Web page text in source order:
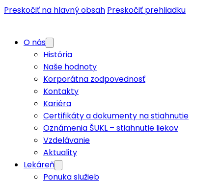
Preskočiť na hlavný obsah Preskočiť prehliadku
O nás
História
Naše hodnoty
Korporátna zodpovednosť
Kontakty
Kariéra
Certifikáty a dokumenty na stiahnutie
Oznámenia ŠUKL – stiahnutie liekov
Vzdelávanie
Aktuality
Lekáreň
Ponuka služieb